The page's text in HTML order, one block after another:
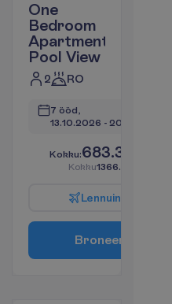
One
Bedroom
Apartment
Pool View
2 RO
7 ööd,
13.10.2026 - 20.10.2026
Kokku:683.30
Kokku1366.60
Lennuin
Broneer